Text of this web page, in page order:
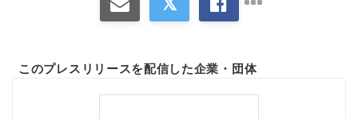
このプレスリリースを配信した企業・団体